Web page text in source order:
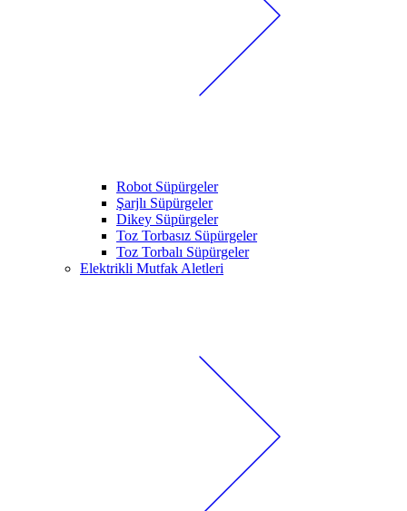
Robot Süpürgeler
Şarjlı Süpürgeler
Dikey Süpürgeler
Toz Torbasız Süpürgeler
Toz Torbalı Süpürgeler
Elektrikli Mutfak Aletleri